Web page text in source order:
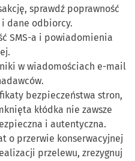
sprawdź poprawność
dane odbiorcy.
SMS-a i powiadomienia
w wiadomościach e-mail
bezpieczeństwa stron,
kłódka nie zawsze
i autentyczna.
o przerwie konserwacyjnej
przelewu, zrezygnuj